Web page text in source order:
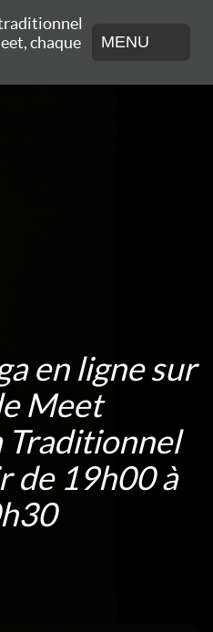
en ligne sur
Meet
Traditionnel
de 19h00 à
chaque
MENU